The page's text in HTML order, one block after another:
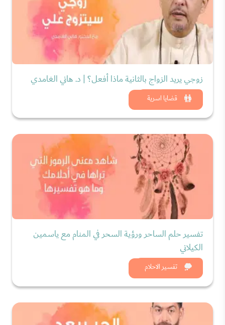
قضايا اسرية
زوجي يريد الزواج بالثانية ماذا أفعل؟ | د. هاني الغامدي
شاهد الان
تفسير الاحلام
تفسير حلم الساحر ورؤية السحر في المنام مع ياسمين
الكيلاني
شاهد الان